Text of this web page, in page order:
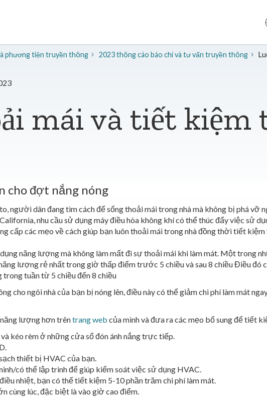
phương tiện truyền thông 2023 thông cáo báo chí và tư vấn truyền thông
mái và tiết
cho đợt nắng nóng
người dân đang tìm cách để sống thoải mái trong nhà mà không bị phá vỡ
nhu cầu sử dụng máy điều hòa không khí có thể thúc đẩy việc sử
cấp các mẹo về cách giúp bạn luôn thoải mái trong nhà đồng thời tiết kiệm
năng lượng mà không làm mất đi sự thoải mái khi làm mát. Một trong
lượng rẻ nhất trong giờ thấp điểm trước 5 chiều và sau 8 chiều Điều đó
tuần từ 5 chiều đến 8 chiều
cho ngôi nhà của bạn bị nóng lên, điều này có thể giảm chi phí làm mát
lượng hơn trêntrang web của mình và đưa ra các mẹo bổ sung để tiết
kéo rèm ở những cửa sổ đón ánh nắng trực tiếp.
thiết bị HVAC của bạn.
có thể lập trình để giúp kiểm soát việc sử dụng HVAC.
nhiệt, bạn có thể tiết kiệm 5-10 phần trăm chi phí làm mát.
cùng lúc, đặc biệt là vào giờ cao điểm.